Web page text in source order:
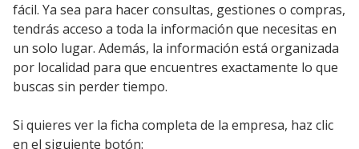
fácil. Ya sea para hacer consultas, gestiones o compras,
tendrás acceso a toda la información que necesitas en
un solo lugar. Además, la información está organizada
por localidad para que encuentres exactamente lo que
buscas sin perder tiempo.
Si quieres ver la ficha completa de la empresa, haz clic
en el siguiente botón: